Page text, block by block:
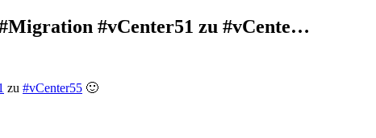
#vCenter51 zu #vCente…
zu #vCenter55 🙂